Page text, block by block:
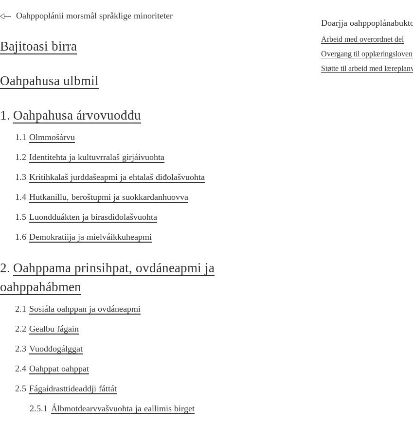
Oahppoplánii morsmål språklige minoriteter
Bajitoasi birra
Oahpahusa ulbmil
1. Oahpahusa árvovuođđu
1.1 Olmmošárvu
1.2 Identitehta ja kultuvrralaš girjáivuohta
1.3 Kritihkalaš jurddašeapmi ja ehtalaš diđolašvuohta
1.4 Hutkanillu, beroštupmi ja suokkardanhuovva
1.5 Luondduákten ja birasdiđolašvuohta
1.6 Demokratiija ja mielváikkuheapmi
2. Oahppama prinsihpat, ovdáneapmi ja
oahppahábmen
2.1 Sosiála oahppan ja ovdáneapmi
2.2 Gealbu fágain
2.3 Vuođđogálggat
2.4 Oahppat oahppat
2.5 Fágaidrasttideaddji fáttát
2.5.1 Álbmotdearvvašvuohta ja eallimis birget
Doarjja
Arbeid med overordnet del
Overgang til
Støtte til arbeid med